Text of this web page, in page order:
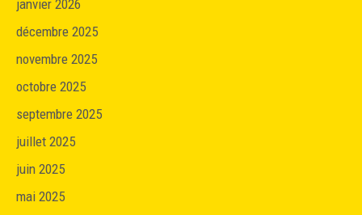
janvier 2026
décembre 2025
novembre 2025
octobre 2025
septembre 2025
juillet 2025
juin 2025
mai 2025